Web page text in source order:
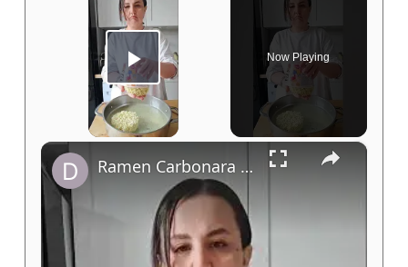
Play Video
Now Playing
×
Ramen Carbonara twistées, poulet katsu-like, petits pois, chou chinois cru & crispy chili oil